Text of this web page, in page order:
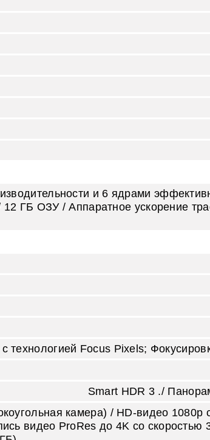
и 6 ядрами
ГБ ОЗУ / Аппаратное ускорение
технологией Focus Pixels;
Smart HDR 3 ./
камера) / HD‑видео 1080p
видео ProRes до 4K со скоростью